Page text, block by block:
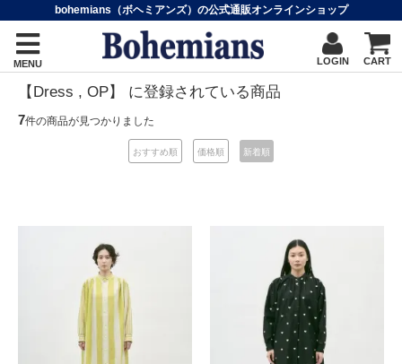
bohemians（ボヘミアンズ）の公式通販オンラインショップ
MENU LOGIN CART
【Dress , OP】 に登録されている商品
7件の商品が見つかりました
おすすめ順 価格順 新着順